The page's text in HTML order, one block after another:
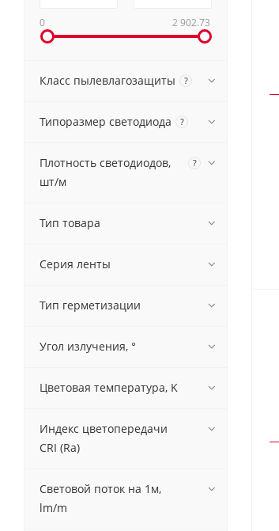
0 2 902.73
Класс пылевлагозащиты ?
Типоразмер светодиода ?
Плотность светодиодов,
шт/м
?
Тип товара
Серия ленты
Тип герметизации
Угол излучения, °
Цветовая температура, K
Индекс цветопередачи
CRI (Ra)
Световой поток на 1м,
lm/m